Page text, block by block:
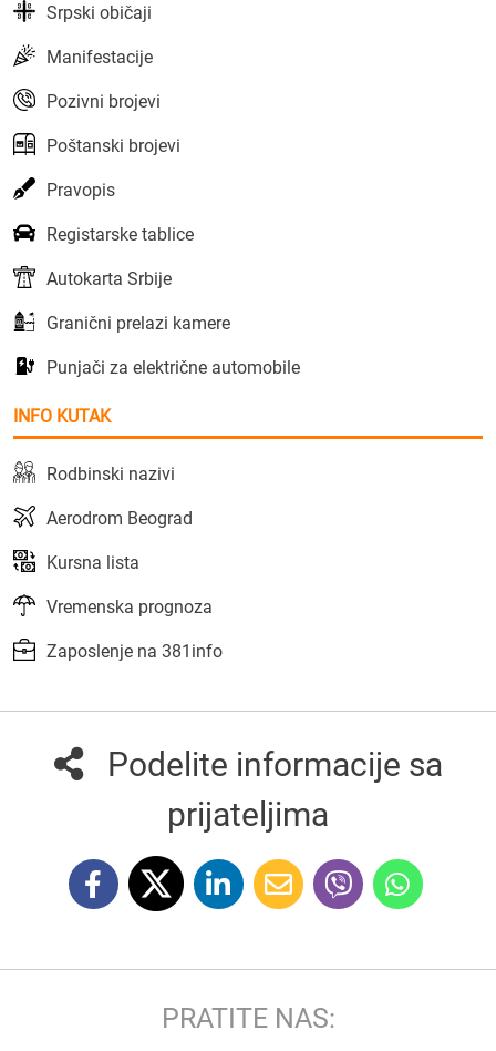
Srpski običaji
Manifestacije
Pozivni brojevi
Poštanski brojevi
Pravopis
Registarske tablice
Autokarta Srbije
Granični prelazi kamere
Punjači za električne automobile
INFO KUTAK
Rodbinski nazivi
Aerodrom Beograd
Kursna lista
Vremenska prognoza
Zaposlenje na 381info
Podelite informacije sa
prijateljima
PRATITE NAS: